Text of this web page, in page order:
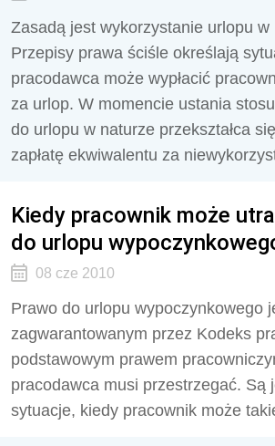
Zasadą jest wykorzystanie urlopu w
Przepisy prawa ściśle określają
pracodawca może wypłacić
za urlop. W momencie ustania
do urlopu w naturze przekształca
zapłatę ekwiwalentu za
Kiedy pracownik może
do urlopu
08 cze 2010
Prawo do urlopu wypoczynkowego
zagwarantowanym przez Kodeks
podstawowym prawem
pracodawca musi przestrzegać. Są
sytuacje, kiedy pracownik może